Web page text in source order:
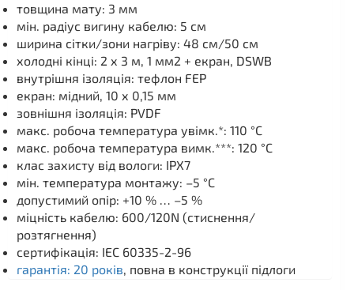
товщина мату: 3 мм
мін. радіус вигину кабелю: 5 см
ширина сітки/зони нагріву: 48 см/50 см
холодні кінці: 2 х 3 м, 1 мм2 + екран, DSWB
внутрішня ізоляція: тефлон FEP
екран: мідний, 10 х 0,15 мм
зовнішня ізоляція: PVDF
макс. робоча температура увімк.*: 110 °C
макс. робоча температура вимк.***: 120 °C
клас захисту від вологи: IPX7
мін. температура монтажу: –5 °C
допустимий опір: +10 % … –5 %
міцність кабелю: 600/120N (стиснення/
розтягнення)
сертифікація: IEC 60335-2-96
гарантія: 20 років, повна в конструкції підлоги